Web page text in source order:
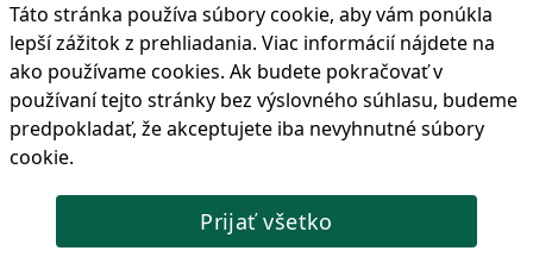
Táto stránka používa súbory cookie, aby vám ponúkla
lepší zážitok z prehliadania. Viac informácií nájdete na
ako používame cookies. Ak budete pokračovať v
používaní tejto stránky bez výslovného súhlasu, budeme
predpokladať, že akceptujete iba nevyhnutné súbory
cookie.
Prijať všetko
+36/30 343 6714
bratislava@lincos.sk
Lincos s.r.o., Rustaveliho 4, 831 06 Bratislava - m. č.
Rača, Slovensko
Iba sídlo firmy